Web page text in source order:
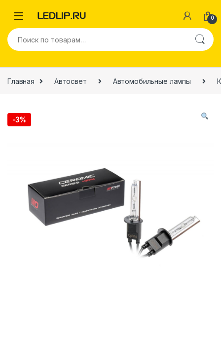
0
Главная Автосвет Автомобильные лампы
-3%